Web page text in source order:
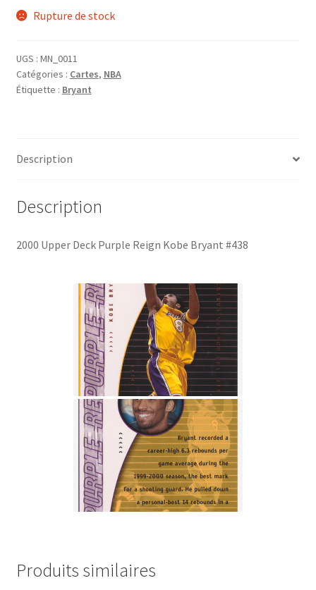
Rupture de stock
UGS : MN_0011
Catégories : Cartes, NBA
Étiquette : Bryant
Description
Description
2000 Upper Deck Purple Reign Kobe Bryant #438
Produits similaires